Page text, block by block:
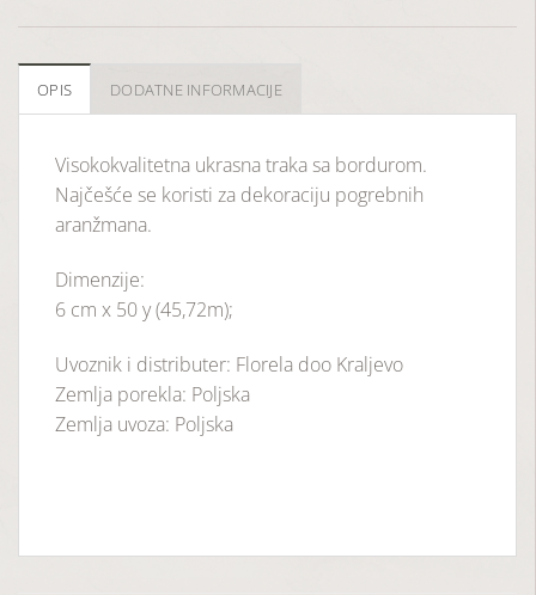
OPIS DODATNE INFORMACIJE
Visokokvalitetna ukrasna traka sa bordurom.
Najčešće se koristi za dekoraciju pogrebnih
aranžmana.
Dimenzije:
6 cm x 50 y (45,72m);
Uvoznik i distributer: Florela doo Kraljevo
Zemlja porekla: Poljska
Zemlja uvoza: Poljska